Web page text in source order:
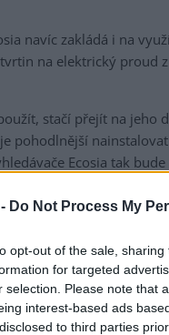
Do Not Process My
opt-out of the sale,
for targeted
selection. Please note that
interest-based ads
to third parties
navíc zakládá i na
na elektrický proud
stačí přejít na jeho
pohodlnější
Ecosia tak
Ecosia můžete také
zachránit. V
a Francii.
Google . U
roce představila